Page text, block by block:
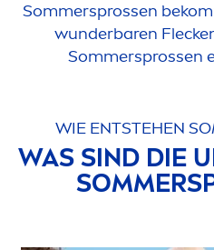
Sommersprossen
wunderbaren
Sommersprossen
WIE ENTSTEHEN
WAS SIND DIE